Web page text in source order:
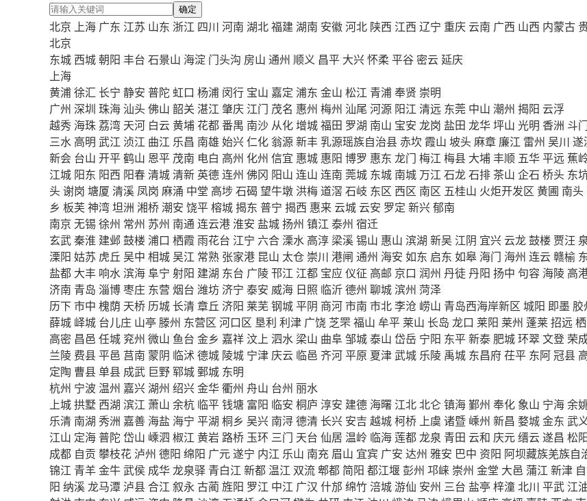
确定
北京 上海 广东 江苏 山东 浙江 四川 河南 湖北福建湖南 安徽河北 陕西 江西 辽宁 重庆 云南 广西 山西 内蒙古
北京
东城 西城朝阳 丰台 石景山 海淀 门头沟 房山 通州 顺义 昌平 大兴怀柔平谷 密云延庆
上海
黄浦徐汇 长宁 静安 普陀 虹口 杨浦 闵行 宝山 嘉定 浦东 金山 松江 青浦奉贤 崇明
广州 深圳 珠海 汕头佛山 韶关 湛江 肇庆 江门 茂名 惠州 梅州 汕尾 河源 阳江 清远 东莞 中山 潮州 揭阳 云浮
越秀 海珠 荔湾 天河 白云黄埔 花都番禺 南沙 从化增城福田 罗湖 南山 宝安 龙岗 盐田 龙华坪山 光明 香洲 斗
三水 高明 武江 浈江 曲江 乐昌 南雄 始兴仁化 翁源新丰乳源瑶族自治县赤坎 霞山 坡头麻章 廉江 雷州 吴川 遂
新会 台山 开平鹤山 恩平 茂南 电白 高州 化州 信宜 惠城 惠阳 博罗 惠东 龙门 梅江 梅县 大埔丰顺 五华平远 蕉
江城 阳东 阳西 阳春清城清新 英德连州 佛冈 阳山 连山 连南 莞城 东城 南城 万江 石龙石排茶山 企石 桥头 东
头谢岗 塘厦 清溪 凤岗 麻涌 中堂 高埗石碣 望牛墩 洪梅道滘 石岐 东区 西区 南区 五桂山 火炬开发区 黄圃 南头
乡 板芙 神湾坦洲 湘桥潮安 饶平榕城揭东 普宁 揭西 惠来 云城 云安 罗定 新兴郁南
南京 无锡 徐州 常州 苏州 南通连云港淮安 盐城扬州 镇江 泰州 宿迁
玄武秦淮 建邺鼓楼 浦口 栖霞 雨花台 江宁 六合 溧水 高淳 梁溪锡山 惠山 滨湖 新吴 江阴 宜兴 云龙鼓楼 贾汪
溧阳 姑苏 虎丘 吴中 相城吴江 常熟 张家港 昆山 太仓 崇川 港闸 通州 海安 如东 启东 如皋 海门 海州 连云赣榆
盐都 大丰 响水滨海阜宁 射阳 建湖 东台 广陵邗江 江都 宝应 仪征 高邮 京口 润州 丹徒丹阳 扬中 句容 海陵 高
济南 青岛 淄博枣庄 东营 烟台 潍坊济宁 泰安 威海 日照 临沂德州 聊城滨州 菏泽
历下市中 槐荫 天桥 历城 长清章丘 济阳 莱芜钢城平阴 商河市南 市北李沧 崂山 青岛西海岸新区 城阳 即墨 胶
薛城 峄城 台儿庄 山亭 滕州 东营区 河口区 垦利 利津 广饶 芝罘福山 牟平 莱山 长岛 龙口 莱阳 莱州 蓬莱招远
高密 昌邑 任城 兖州 微山 鱼台 金乡 嘉祥 汶上 泗水 梁山 曲阜邹城泰山 岱岳 宁阳 东平新泰 肥城环翠文登 荣
兰陵 费县平邑 莒南 蒙阴 临沭德城 陵城 宁津 庆云 临邑 齐河平原 夏津武城 乐陵 禹城 东昌府茌平 东阿冠县
定陶 曹县单县 成武 巨野 郓城 鄄城 东明
杭州 宁波 温州 嘉兴湖州 绍兴金华衢州 舟山 台州 丽水
上城拱墅 西湖 滨江 萧山 余杭 临平钱塘 富阳 临安 桐庐 淳安 建德 海曙 江北北仑镇海鄞州 奉化 象山 宁海余
乐清 南湖 秀洲 嘉善 海盐 海宁 平湖 桐乡 吴兴 南浔德清 长兴 安吉 越城柯桥 上虞 诸暨 嵊州 新昌 婺城金东 武
江山 定海普陀 岱山 嵊泗 椒江 黄岩 路桥 玉环 三门 天台 仙居 温岭 临海莲都龙泉 青田 云和 庆元缙云遂昌 松
成都 自贡 攀枝花 泸州 德阳 绵阳 广元遂宁 内江 乐山 南充 眉山 宜宾 广安 达州 雅安 巴中 资阳 阿坝藏族羌族自
锦江 青羊金牛武侯 成华龙泉驿 青白江 新都 温江 双流郫都 简阳 都江堰彭州 邛崃 崇州 金堂 大邑 蒲江 新津
阳 纳溪龙马潭 泸县合江 叙永古蔺旌阳 罗江 中江 广汉 什邡 绵竹 涪城游仙 安州 三台 盐亭 梓潼北川 平武 江